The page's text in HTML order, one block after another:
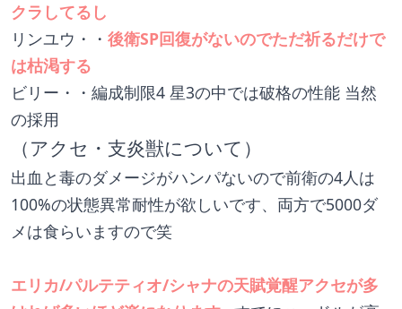
クラしてるし
リンユウ・・ 後衛SP回復がないのでただ祈るだけで
は枯渇する
ビリー・・編成制限4 星3の中では破格の性能 当然
の採用
（アクセ・支炎獣について）
出血と毒のダメージがハンパないので前衛の4人は
100%の状態異常耐性が欲しいです、両方で5000ダ
メは食らいますので笑
エリカ/パルテティオ/シャナの天賦覚醒アクセが多